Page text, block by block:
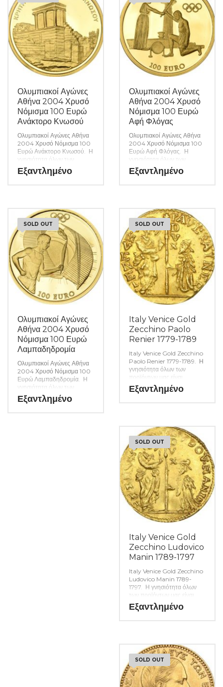
Ολυμπιακοί Αγώνες
Αθήνα 2004 Χρυσό
Νόμισμα 100 Ευρώ
Ανάκτορο Κνωσού
Ολυμπιακοί Αγώνες Αθήνα
2004 Χρυσό Νόμισμα 100
Ευρώ Ανάκτορο Κνωσού. Η
γνησιότητα όλων των
προϊόντων μας είναι
εγγυημένη εφ όρου ζωής
υπάρχουν. (Κωδ. 6717)
Εξαντλημένο
Ολυμπιακοί Αγώνες
Αθήνα 2004 Χρυσό
Νόμισμα 100 Ευρώ
Αφή Φλόγας
Ολυμπιακοί Αγώνες Αθήνα
2004 Χρυσό Νόμισμα 100
Ευρώ Αφή Φλόγας. Η
γνησιότητα όλων των
προϊόντων μας είναι
εγγυημένη εφ όρου ζωής
υπάρχουν. (Κωδ. 6716)
Εξαντλημένο
SOLD OUT
Ολυμπιακοί Αγώνες
Αθήνα 2004 Χρυσό
Νόμισμα 100 Ευρώ
Λαμπαδηδρομία
Ολυμπιακοί Αγώνες Αθήνα
2004 Χρυσό Νόμισμα 100
Ευρώ Λαμπαδηδρομία. Η
γνησιότητα όλων των
προϊόντων μας είναι
εγγυημένη εφ όρου ζωής
Εξαντλημένο
SOLD OUT
Italy Venice Gold
Zecchino Paolo
Renier 1779-1789
Italy Venice Gold Zecchino
Paolo Renier 1779-1789. Η
γνησιότητα όλων των
προϊόντων μας είναι
εγγυημένη εφ όρου ζωής
ενώ τυχόν ιδιαιτερότητες –
Εξαντλημένο
SOLD OUT
Italy Venice Gold
Zecchino Ludovico
Manin 1789-1797
Italy Venice Gold Zecchino
Ludovico Manin 1789-
1797. Η γνησιότητα όλων
των προϊόντων μας είναι
εγγυημένη εφ όρου ζωής
ενώ τυχόν ιδιαιτερότητες –
Εξαντλημένο
SOLD OUT